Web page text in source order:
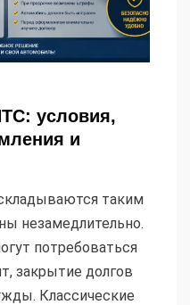
условия,
и
таким
незамедлительно.
потребоваться
закрытие долгов
Классические